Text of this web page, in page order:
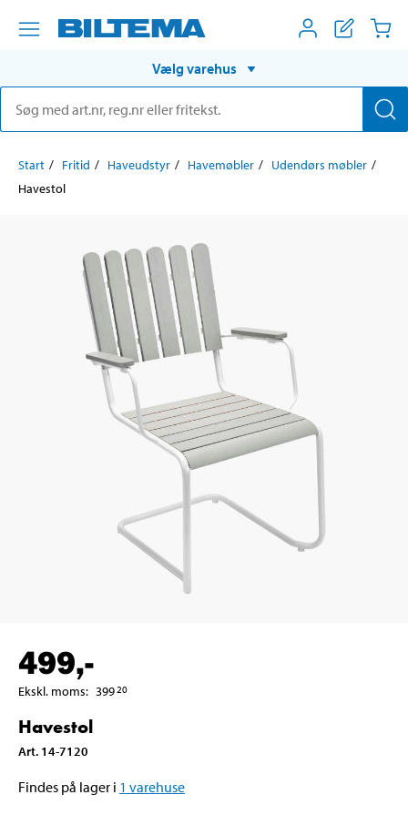
Vælg varehus
Start Fritid Haveudstyr Havemøbler
Udendørs møbler
Havestol
499,-
Ekskl. moms: 39920
Havestol
Art. 14-7120
Findes på lager i 1 varehuse